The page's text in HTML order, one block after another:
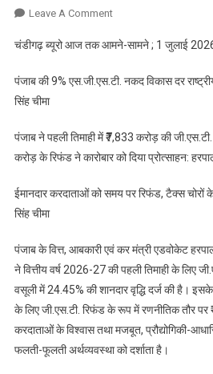
Leave A CommentOn
के
और
प्रशासन
का
है
जी.एस.टी.
प्राप्ति
में
दर्ज
24.45%
की
चंडीगढ़ ब्यूरो आज तक आमने-सामने ; 1 जुलाई
पंजाब की 9% एस.जी.एस.टी. नकद विकास दर
सिंह चीमा
पंजाब ने पहली तिमाही में ₹7,833 करोड़ की
करोड़ के रिफंड ने कारोबार को दिया प्रोत्साहन:
ईमानदार करदाताओं को समय पर रिफंड, टैक्स चोरों
सिंह चीमा
पंजाब के वित्त, आबकारी एवं कर मंत्री एडवोकेट
ने वित्तीय वर्ष 2026-27 की पहली तिमाही के लिए
वसूली में 24.45% की शानदार वृद्धि दर्ज की है। इसके
के लिए जी.एस.टी. रिफंड के रूप में रणनीतिक तौर पर
करदाताओं के विश्वास तथा मजबूत, प्रौद्योगिकी-
फलती-फूलती अर्थव्यवस्था को दर्शाता है।